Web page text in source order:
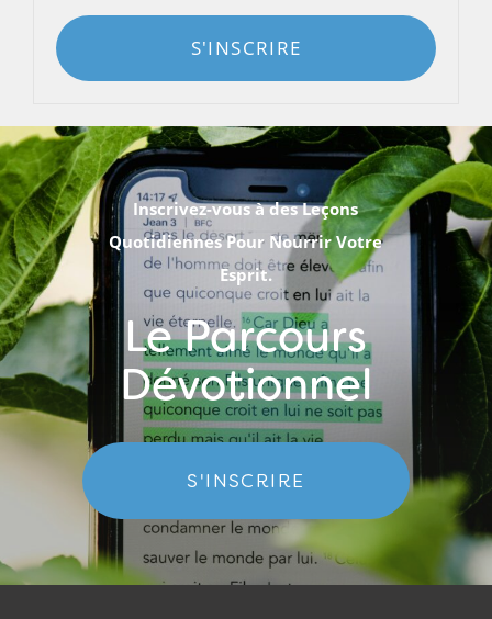
S'INSCRIRE
Inscrivez-vous à des Leçons
Quotidiennes Pour Nourrir Votre
Esprit.
Le Parcours
Dévotionnel
S'INSCRIRE